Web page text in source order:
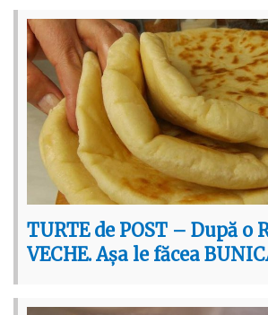
TURTE de POST – După o
VECHE. Așa le făcea